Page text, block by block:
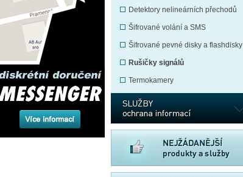
Detektory nelineárních přechodů
Šifrované volání a SMS
Šifrované pevné disky a flashdisky
Rušičky signálů
Termokamery